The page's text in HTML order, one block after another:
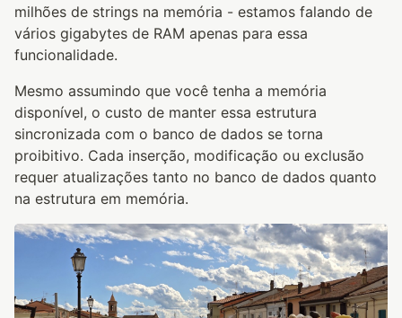
milhões de strings na memória - estamos falando de
vários gigabytes de RAM apenas para essa
funcionalidade.
Mesmo assumindo que você tenha a memória
disponível, o custo de manter essa estrutura
sincronizada com o banco de dados se torna
proibitivo. Cada inserção, modificação ou exclusão
requer atualizações tanto no banco de dados quanto
na estrutura em memória.